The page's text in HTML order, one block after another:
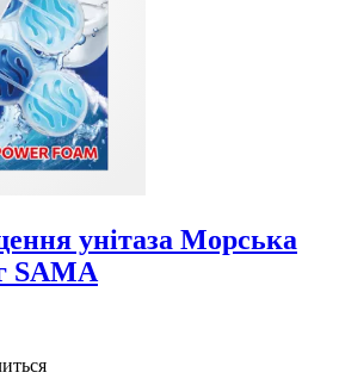
унітаза Морська
SAMA